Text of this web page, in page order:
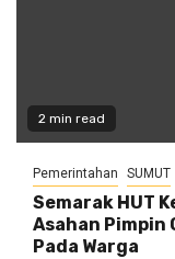
2 min read
Pemerintahan SUMUT
Semarak HUT
Asahan Pimpin
Pada Warga